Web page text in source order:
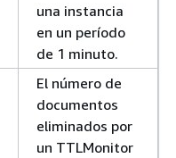
una instancia
en un período
de 1 minuto.
El número de
documentos
eliminados por
un TTLMonitor